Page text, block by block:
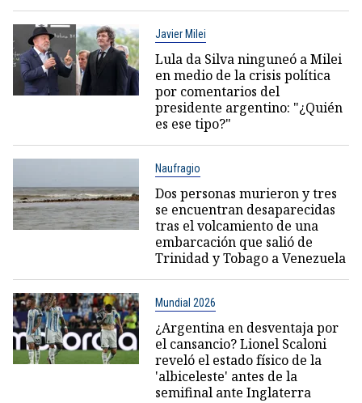
Javier Milei
Lula da Silva ninguneó a Milei
en medio de la crisis política
por comentarios del
presidente argentino: "¿Quién
es ese tipo?"
Naufragio
Dos personas murieron y tres
se encuentran desaparecidas
tras el volcamiento de una
embarcación que salió de
Trinidad y Tobago a Venezuela
Mundial 2026
¿Argentina en desventaja por
el cansancio? Lionel Scaloni
reveló el estado físico de la
'albiceleste' antes de la
semifinal ante Inglaterra